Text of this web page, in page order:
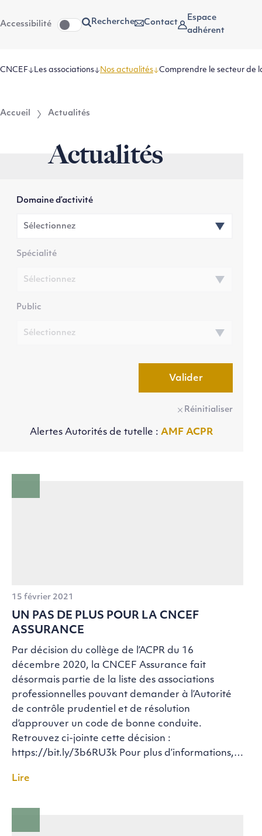
au
contenu
Accessibilité Recherche Contact
Espace
adhérent
CNCEF Les associations Nos actualités Comprendre le secteur de
Accueil Actualités
Actualités
Alertes Autorités de tutelle : AMF ACPR
Domaine d’activité
Spécialité
Public
Valider
Réinitialiser
15 février 2021
UN PAS DE PLUS POUR LA CNCEF
ASSURANCE
Par décision du collège de l’ACPR du 16
décembre 2020, la CNCEF Assurance fait
désormais partie de la liste des associations
professionnelles pouvant demander à l’Autorité
de contrôle prudentiel et de résolution
d’approuver un code de bonne conduite.
Retrouvez ci-jointe cette décision :
https://bit.ly/3b6RU3k Pour plus d’informations,…
Lire